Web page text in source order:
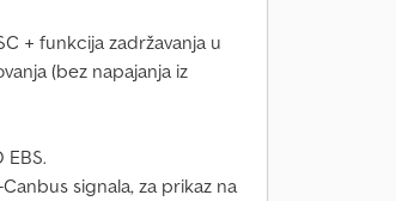
+ funkcija zadržavanja u
(bez napajanja iz
signala, za prikaz na